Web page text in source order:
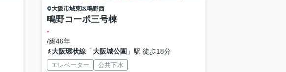
大阪市城東区鴫野西
鴫野コーポ三号棟
-
/築46年
大阪環状線「大阪城公園 」駅 徒歩18分
エレベーター 公共下水